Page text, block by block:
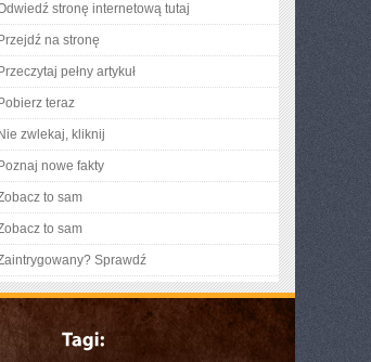
stronę internetową tutaj
Przejdź na stronę
Przeczytaj pełny artykuł
Pobierz teraz
Nie zwlekaj, kliknij
Poznaj nowe fakty
to sam
to sam
Sprawdź